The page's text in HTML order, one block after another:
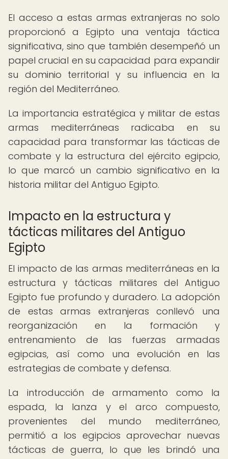
El acceso a estas armas extranjeras no solo
proporcionó a Egipto una ventaja táctica
significativa, sino que también desempeñó un
papel crucial en su capacidad para expandir
su dominio territorial y su influencia en la
región del Mediterráneo.
La importancia estratégica y militar de estas
armas mediterráneas radicaba en su
capacidad para transformar las tácticas de
combate y la estructura del ejército egipcio,
lo que marcó un cambio significativo en la
historia militar del Antiguo Egipto.
Impacto en la estructura y
tácticas militares del Antiguo
Egipto
El impacto de las armas mediterráneas en la
estructura y tácticas militares del Antiguo
Egipto fue profundo y duradero. La adopción
de estas armas extranjeras conllevó una
reorganización en la formación y
entrenamiento de las fuerzas armadas
egipcias, así como una evolución en las
estrategias de combate y defensa.
La introducción de armamento como la
espada, la lanza y el arco compuesto,
provenientes del mundo mediterráneo,
permitió a los egipcios aprovechar nuevas
tácticas de guerra, lo que les brindó una